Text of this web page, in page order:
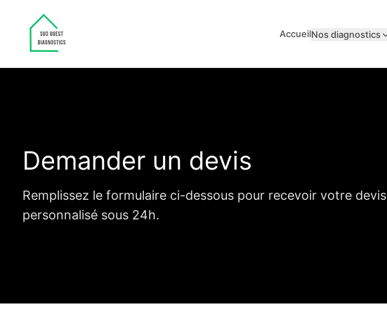
AccueilNos diagnostics
Demander un devis
Remplissez le formulaire ci-dessous pour recevoir votre devis
personnalisé sous 24h.